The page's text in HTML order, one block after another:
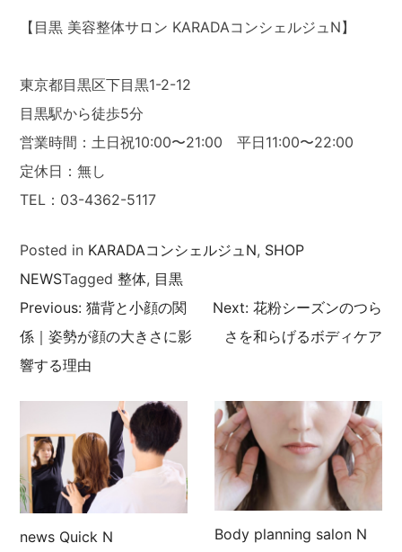
【目黒 美容整体サロン KARADAコンシェルジュN】
東京都目黒区下目黒1-2-12
目黒駅から徒歩5分
営業時間：土日祝10:00〜21:00 平日11:00〜22:00
定休日：無し
TEL：03-4362-5117
Posted in KARADAコンシェルジュN, SHOP
NEWSTagged整体, 目黒
投
稿
ナ
ビ
ゲ
ー
Previous: 猫背と小顔の関
係｜姿勢が顔の大きさに影
響する理由
Next: 花粉シーズンのつら
さを和らげるボディケア
news Quick N
Body planning salon N